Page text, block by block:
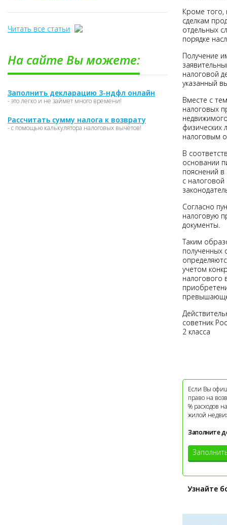
Читать все статьи
На сайте Вы можете:
Заполнить декларацию 3-ндфл онлайн
- это легко и не займет много времени!
Рассчитать сумму налога к возврату
- с помощью калькулятора налоговых вычетов!
Кроме того,
сделкам
отдельных
порядке
Получение
налоговой
указанный
Вместе с
налоговых
физических
налоговым
В
основании
пояснений
с
Согласно
налоговую
документы.
Таким
полученных
учетом
налогового
советник
2 класса
Если Вы
право на
% расходов
жилой
Заполните
Узнайте